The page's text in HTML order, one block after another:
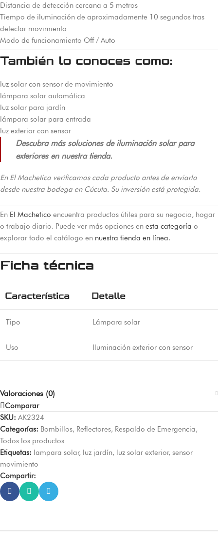
Distancia de detección cercana a 5 metros
Tiempo de iluminación de aproximadamente 10 segundos tras
detectar movimiento
Modo de funcionamiento Off / Auto
También lo conoces como:
luz solar con sensor de movimiento
lámpara solar automática
luz solar para jardín
lámpara solar para entrada
luz exterior con sensor
Descubra más soluciones de iluminación solar para
exteriores en nuestra tienda.
En El Machetico verificamos cada producto antes de enviarlo
desde nuestra bodega en Cúcuta. Su inversión está protegida.
En El Machetico encuentra productos útiles para su negocio, hogar
o trabajo diario. Puede ver más opciones en esta categoría o
explorar todo el catálogo en nuestra tienda en línea.
Ficha técnica
Característica Detalle
Tipo Lámpara solar
Uso Iluminación exterior con sensor
Valoraciones (0)
Comparar
SKU: AK2324
Categorías: Bombillos, Reflectores, Respaldo de Emergencia,
Todos los productos
Etiquetas: lampara solar, luz jardín, luz solar exterior, sensor
movimiento
Compartir: